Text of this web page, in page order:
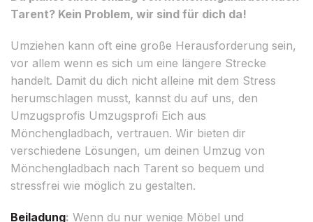
Tarent? Kein Problem, wir sind für dich da!
Umziehen kann oft eine große Herausforderung sein,
vor allem wenn es sich um eine längere Strecke
handelt. Damit du dich nicht alleine mit dem Stress
herumschlagen musst, kannst du auf uns, den
Umzugsprofis Umzugsprofi Eich aus
Mönchengladbach, vertrauen. Wir bieten dir
verschiedene Lösungen, um deinen Umzug von
Mönchengladbach nach Tarent so bequem und
stressfrei wie möglich zu gestalten.
Beiladung: Wenn du nur wenige Möbel und